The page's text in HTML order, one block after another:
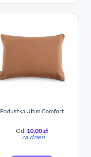
Poduszka Ultim Comfort
Od: 10.00zł
za dzień